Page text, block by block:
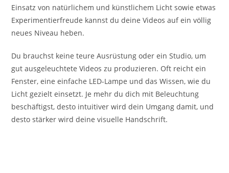
Einsatz von natürlichem und künstlichem Licht sowie etwas
Experimentierfreude kannst du deine Videos auf ein völlig
neues Niveau heben.
Du brauchst keine teure Ausrüstung oder ein Studio, um
gut ausgeleuchtete Videos zu produzieren. Oft reicht ein
Fenster, eine einfache LED-Lampe und das Wissen, wie du
Licht gezielt einsetzt. Je mehr du dich mit Beleuchtung
beschäftigst, desto intuitiver wird dein Umgang damit, und
desto stärker wird deine visuelle Handschrift.